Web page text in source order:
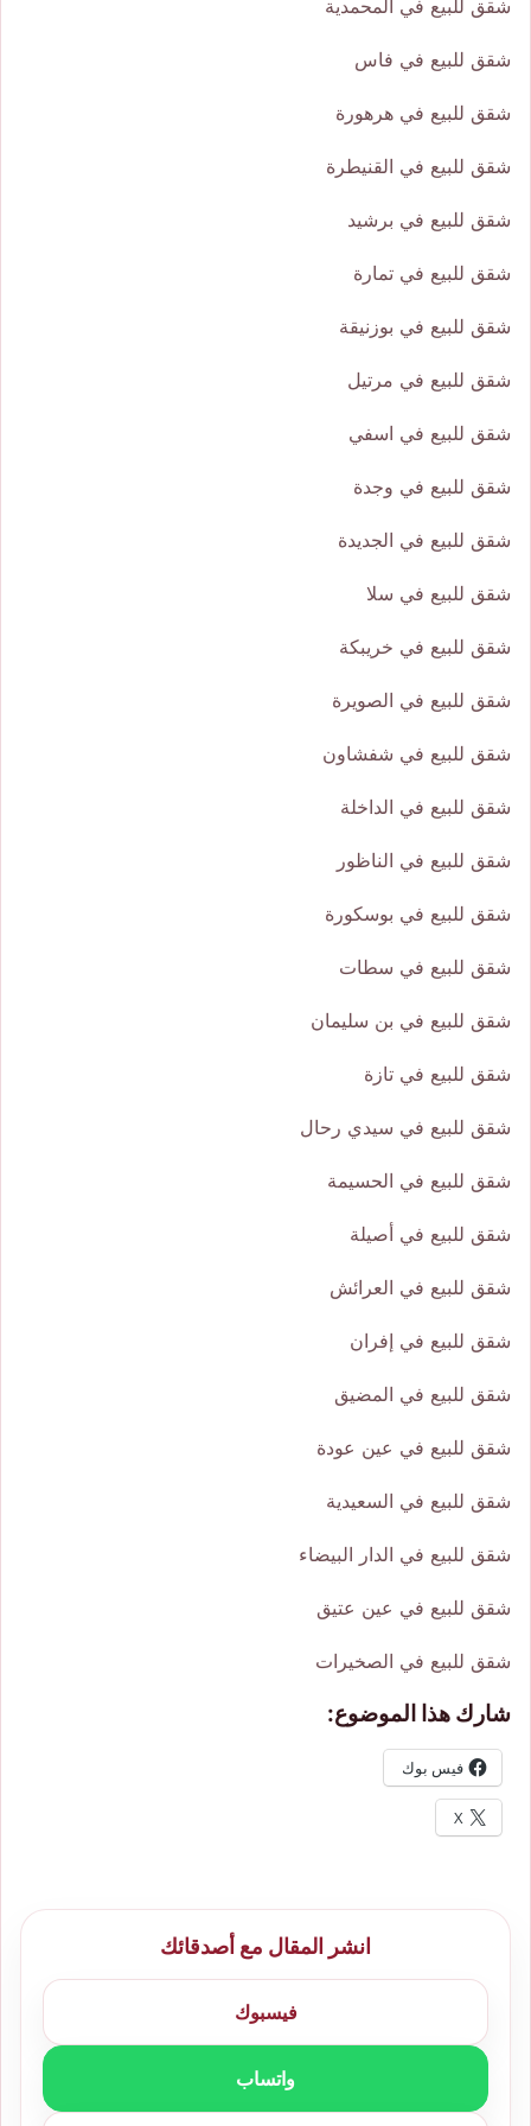
شقق للبيع في المحمدية
شقق للبيع في فاس
شقق للبيع في هرهورة
شقق للبيع في القنيطرة
شقق للبيع في برشيد
شقق للبيع في تمارة
شقق للبيع في بوزنيقة
شقق للبيع في مرتيل
شقق للبيع في اسفي
شقق للبيع في وجدة
شقق للبيع في الجديدة
شقق للبيع في سلا
شقق للبيع في خريبكة
شقق للبيع في الصويرة
شقق للبيع في شفشاون
شقق للبيع في الداخلة
شقق للبيع في الناظور
شقق للبيع في بوسكورة
شقق للبيع في سطات
شقق للبيع في بن سليمان
شقق للبيع في تازة
شقق للبيع في سيدي رحال
شقق للبيع في الحسيمة
شقق للبيع في أصيلة
شقق للبيع في العرائش
شقق للبيع في إفران
شقق للبيع في المضيق
شقق للبيع في عين عودة
شقق للبيع في السعيدية
شقق للبيع في الدار البيضاء
شقق للبيع في عين عتيق
شقق للبيع في الصخيرات
شارك هذا الموضوع:
فيس بوك
X
انشر المقال مع أصدقائك
فيسبوك
واتساب